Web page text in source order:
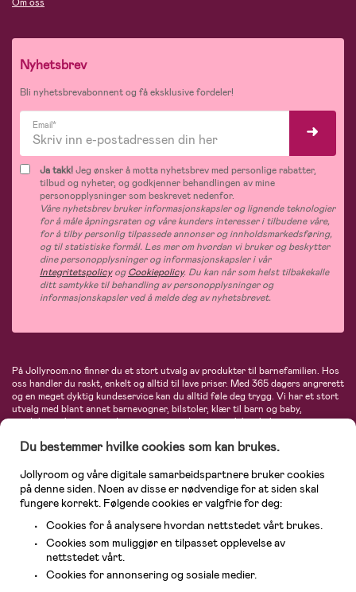
Nyhetsbrev
Bli nyhetsbrevabonnent og få eksklusive fordeler!
Email*
Ja takk!Jeg ønsker å motta nyhetsbrev med personlige rabatter,
tilbud og nyheter, og godkjenner behandlingen av mine
personopplysninger som beskrevet nedenfor.
Våre nyhetsbrev bruker informasjonskapsler og lignende teknologier
for å måle åpningsraten og våre kunders interesser i tilbudene våre,
for å tilby personlig tilpassede annonser og innholdsmarkedsføring,
og til statistiske formål. Les mer om hvordan vi bruker og beskytter
dine personopplysninger og informasjonskapsler i vår
IntegritetspolicyogCookiepolicy. Du kan når som helst tilbakekalle
ditt samtykke til behandling av personopplysninger og
informasjonskapsler ved å melde deg av nyhetsbrevet.
På Jollyroom.no finner du et stort utvalg av produkter til barnefamilien. Hos
oss handler du raskt, enkelt og alltid til lave priser. Med 365 dagers angrerett
og en meget dyktig kundeservice kan du alltid føle deg trygg. Vi har et stort
utvalg med blant annet barnevogner, bilstoler, klær til barn og baby,
produkter til mor, mengder av inspirerende interiør, leker, babyustyr og mye
Maxi-Cosi, Baby Jogger, BabyBjörn, Didriksons, KidKraft, Ergobaby, Philips
største nettbutikk for barn og baby!
Du bestemmer hvilke cookies som kan brukes.
Jollyroom og våre digitale samarbeidspartnere bruker cookies
på denne siden. Noen av disse er nødvendige for at siden skal
fungere korrekt. Følgende cookies er valgfrie for deg:
Cookies for å analysere hvordan nettstedet vårt brukes.
Cookies som muliggjør en tilpasset opplevelse av
nettstedet vårt.
Cookies for annonsering og sosiale medier.